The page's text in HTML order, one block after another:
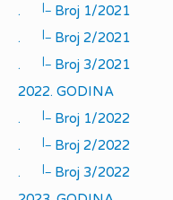
.
|_
Broj 1/2021
.
|_
Broj 2/2021
.
|_
Broj 3/2021
2022. GODINA
.
|_
Broj 1/2022
.
|_
Broj 2/2022
.
|_
Broj 3/2022